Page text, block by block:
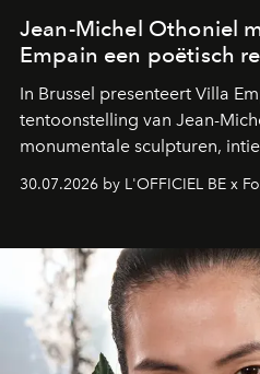
Jean-Michel Othoniel
Empain een poëtisch
In Brussel presenteert Villa
tentoonstelling van Jean-
monumentale sculpturen,
een emotionele reis waarin
moment van verwondering.
30.07.2026 by L'OFFICIEL BE x